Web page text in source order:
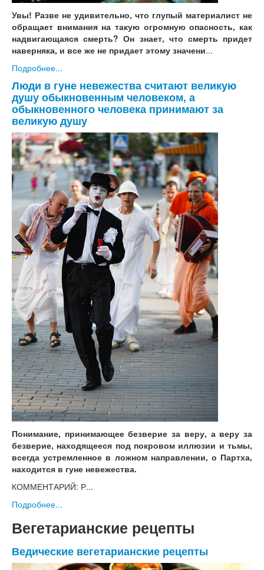
Увы! Разве не удивительно, что глупый материалист не
обращает внимания на такую огромную опасность, как
надвигающаяся смерть? Он знает, что смерть придет
наверняка, и все же не придает этому значени...
Подробнее...
Люди в гуне невежества считают великую
душу обыкновенным человеком, а
обыкновенного человека принимают за
великую душу
Понимание, принимающее безверие за веру, а веру за
безверие, находящееся под покровом иллюзии и тьмы,
всегда устремленное в ложном направлении, о Партха,
находится в гуне невежества.
КОММЕНТАРИЙ: Р...
Подробнее...
Вегетарианские рецепты
Ведические вегетарианские рецепты